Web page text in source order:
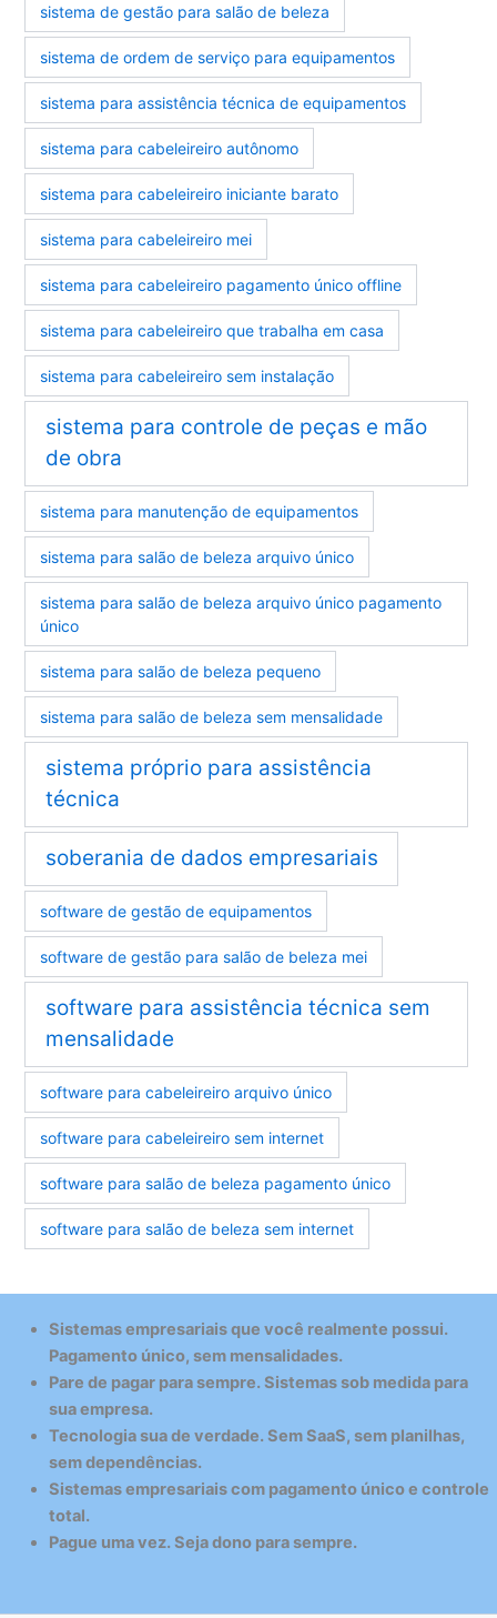
sistema de gestão para salão de beleza
sistema de ordem de serviço para equipamentos
sistema para assistência técnica de equipamentos
sistema para cabeleireiro autônomo
sistema para cabeleireiro iniciante barato
sistema para cabeleireiro mei
sistema para cabeleireiro pagamento único offline
sistema para cabeleireiro que trabalha em casa
sistema para cabeleireiro sem instalação
sistema para controle de peças e mão
de obra
sistema para manutenção de equipamentos
sistema para salão de beleza arquivo único
sistema para salão de beleza arquivo único pagamento
único
sistema para salão de beleza pequeno
sistema para salão de beleza sem mensalidade
sistema próprio para assistência
técnica
soberania de dados empresariais
software de gestão de equipamentos
software de gestão para salão de beleza mei
software para assistência técnica sem
mensalidade
software para cabeleireiro arquivo único
software para cabeleireiro sem internet
software para salão de beleza pagamento único
software para salão de beleza sem internet
Sistemas empresariais que você realmente possui.
Pagamento único, sem mensalidades.
Pare de pagar para sempre. Sistemas sob medida para
sua empresa.
Tecnologia sua de verdade. Sem SaaS, sem planilhas,
sem dependências.
Sistemas empresariais com pagamento único e controle
total.
Pague uma vez. Seja dono para sempre.